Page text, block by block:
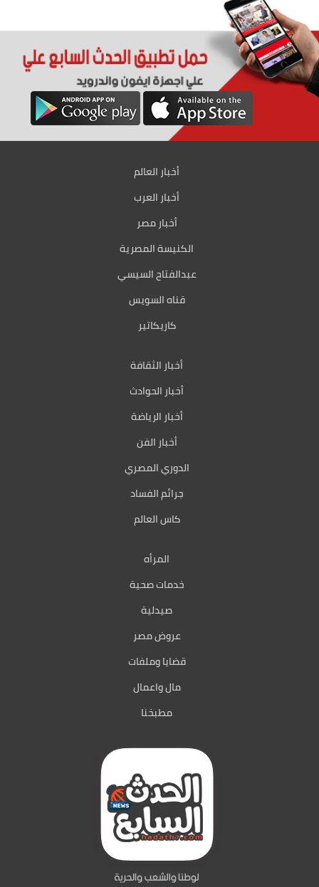
أخبار العالم
أخبار العرب
أخبار مصر
الكنيسة المصرية
عبدالفتاح السيسي
قناه السويس
كاريكاتير
أخبار الثقافة
أخبار الحوادث
أخبار الرياضة
أخبار الفن
الدوري المصري
جرائم الفساد
كاس العالم
المرأه
خدمات صحية
صيدلية
عروض مصر
قضايا وملفات
مال واعمال
مطبخنا